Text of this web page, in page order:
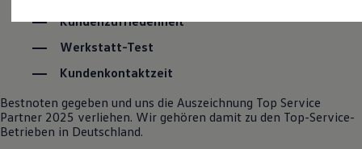
Fördermöglichkeiten für Gewerbekunden
Autonomes Fahren
Online Beratung
California Club
California Magazin & Ratgeber
Vanlife
Kundenzufriedenheit
Werkstatt-Test
Kundenkontaktzeit
Bestnoten gegeben und uns die Auszeichnung Top Service
Partner 2025 verliehen. Wir gehören damit zu den Top-Service-
Betrieben in Deutschland.